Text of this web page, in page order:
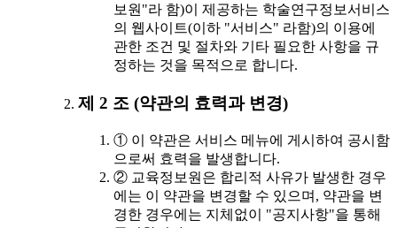
보원"라 함)이 제공하는 학술연구정보서비스
의 웹사이트(이하 "서비스" 라함)의 이용에
관한 조건 및 절차와 기타 필요한 사항을 규
정하는 것을 목적으로 합니다.
제 2 조 (약관의 효력과 변경)
① 이 약관은 서비스 메뉴에 게시하여 공시함
으로써 효력을 발생합니다.
② 교육정보원은 합리적 사유가 발생한 경우
에는 이 약관을 변경할 수 있으며, 약관을 변
경한 경우에는 지체없이 "공지사항"을 통해